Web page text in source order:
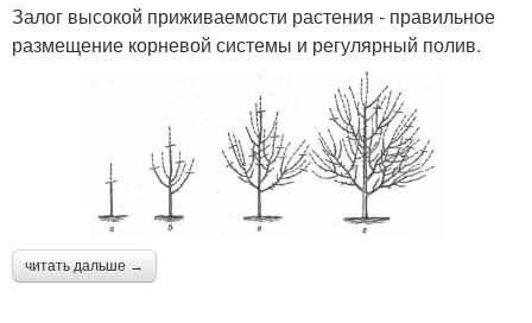
Залог высокой приживаемости растения - правильное
размещение корневой системы и регулярный полив.
читать дальше →